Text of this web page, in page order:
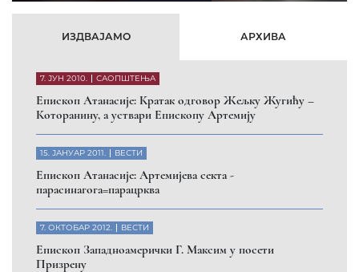
ИЗДВАЈАМО АРХИВА
7. ЈУН 2010. САОПШТЕЊА
Eпископ Атанасије: Кратак одговор Жељку Жугићу –
Которанину, а уствари Епископу Артемију
15. ЈАНУАР 2011. ВЕСТИ
Eпископ Атанасије: Артемијева секта -
парасинагога=парацрква
7. ОКТОБАР 2012. ВЕСТИ
Eпископ Западноамерички Г. Максим у посети
Призрену